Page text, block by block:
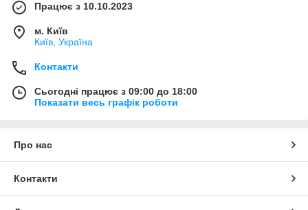
Працює з 10.10.2023
м. Київ
Київ, Україна
Контакти
Сьогодні працює з 09:00 до 18:00
Показати весь графік роботи
Про нас
Контакти